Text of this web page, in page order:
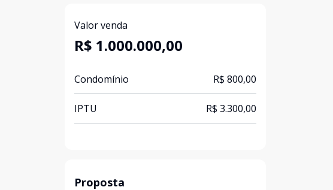
Valor venda
R$ 1.000.000,00
Condomínio R$ 800,00
IPTU R$ 3.300,00
Proposta